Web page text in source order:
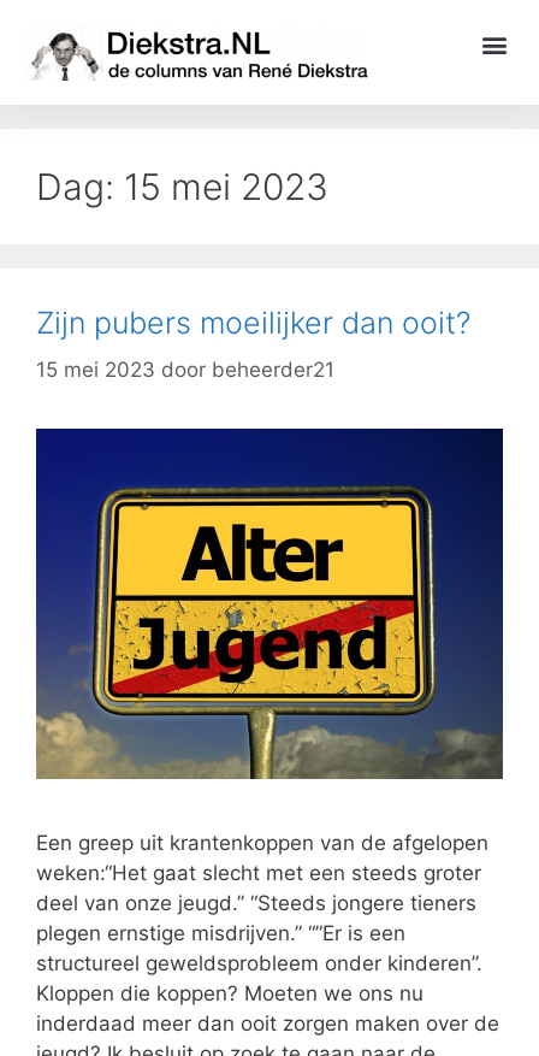
Dag: 15 mei 2023
Zijn pubers moeilijker dan ooit?
15 mei 2023 door beheerder21
Een greep uit krantenkoppen van de afgelopen
weken:“Het gaat slecht met een steeds groter
deel van onze jeugd.” “Steeds jongere tieners
plegen ernstige misdrijven.” “”Er is een
structureel geweldsprobleem onder kinderen”.
Kloppen die koppen? Moeten we ons nu
inderdaad meer dan ooit zorgen maken over de